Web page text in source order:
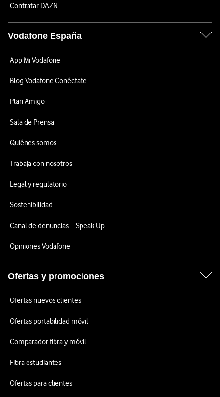
Contratar DAZN
Vodafone España
App Mi Vodafone
Blog Vodafone Conéctate
Plan Amigo
Sala de Prensa
Quiénes somos
Trabaja con nosotros
Legal y regulatorio
Sostenibilidad
Canal de denuncias – Speak Up
Opiniones Vodafone
Ofertas y promociones
Ofertas nuevos clientes
Ofertas portabilidad móvil
Comparador fibra y móvil
Fibra estudiantes
Ofertas para clientes